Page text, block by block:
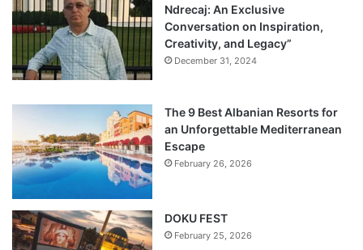
Ndrecaj: An Exclusive
Conversation on Inspiration,
Creativity, and Legacy”
December 31, 2024
The 9 Best Albanian Resorts for
an Unforgettable Mediterranean
Escape
February 26, 2026
DOKU FEST
February 25, 2026